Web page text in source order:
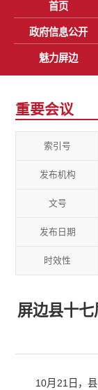
首页
政府信息公开
魅力屏边
重要会议
索引号
发布机构
文号
发布日期
时效性
屏边县十
10月21日，